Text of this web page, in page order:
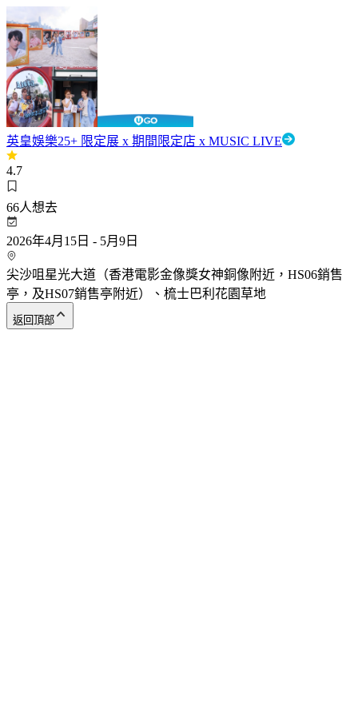
英皇娛樂25+ 限定展 x 期間限定店 x MUSIC LIVE
4.7
66人想去
2026年4月15日 - 5月9日
尖沙咀星光大道（香港電影金像獎女神銅像附近，HS06銷售
亭，及HS07銷售亭附近）、梳士巴利花園草地
返回頂部